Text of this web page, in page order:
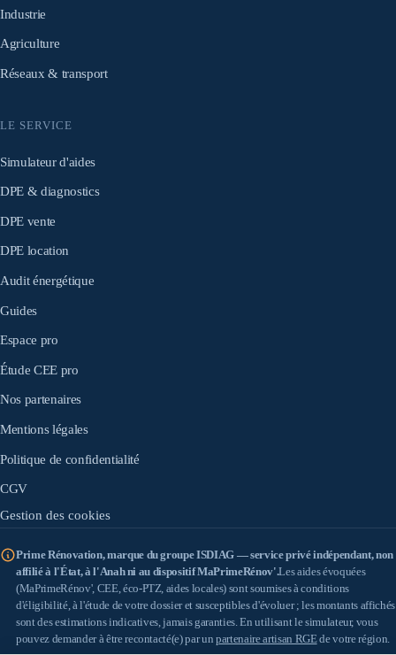
Industrie
Agriculture
Réseaux & transport
LE SERVICE
Simulateur d'aides
DPE & diagnostics
DPE vente
DPE location
Audit énergétique
Guides
Espace pro
Étude CEE pro
Nos partenaires
Mentions légales
Politique de confidentialité
CGV
Gestion des cookies
Prime Rénovation, marque du groupe ISDIAG — service privé indépendant, non
affilié à l'État, à l'Anah ni au dispositif MaPrimeRénov'.Les aides évoquées
(MaPrimeRénov', CEE, éco-PTZ, aides locales) sont soumises à conditions
d'éligibilité, à l'étude de votre dossier et susceptibles d'évoluer ; les montants affichés
sont des estimations indicatives, jamais garanties. En utilisant le simulateur, vous
pouvez demander à être recontacté(e) par un partenaire artisan RGEde votre région.